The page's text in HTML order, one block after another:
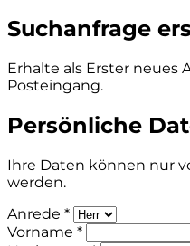
Suchanfrage
Erhalte als Erster neues
Posteingang.
Persönliche
Ihre Daten können nur
werden.
Anrede *
Vorname *